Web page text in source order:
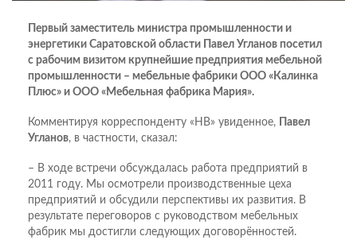
Первый заместитель министра промышленности и
энергетики Саратовской области Павел Угланов посетил
с рабочим визитом крупнейшие предприятия мебельной
промышленности – мебельные фабрики ООО «Калинка
Плюс» и ООО «Мебельная фабрика Мария».
Комментируя корреспонденту «НВ» увиденное,
Павел
Угланов, в частности, сказал:
– В ходе встречи обсуждалась работа предприятий в
2011 году. Мы осмотрели производственные цеха
предприятий и обсудили перспективы их развития. В
результате переговоров с руководством мебельных
фабрик мы достигли следующих договорённостей.